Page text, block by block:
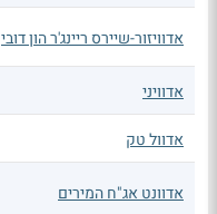
אדוויזור-שיירס ריינג'ר הון דובי
אדוויני
אדוול טק
אדוונט אג"ח המירים